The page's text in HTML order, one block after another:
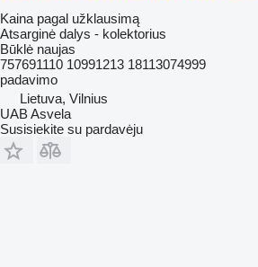
Kaina pagal užklausimą
Atsarginė dalys - kolektorius
Būklė naujas
757691110 10991213 18113074999
padavimo
Lietuva, Vilnius
UAB Asvela
Susisiekite su pardavėju